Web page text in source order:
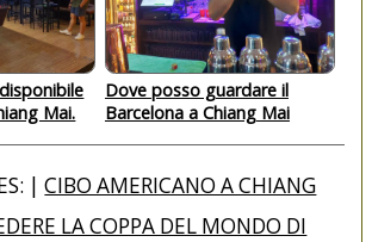
Mai.
Dove posso guardare il
Barcelona a Chiang Mai
|CIBO AMERICANO A CHIANG
LA COPPA DEL MONDO DI